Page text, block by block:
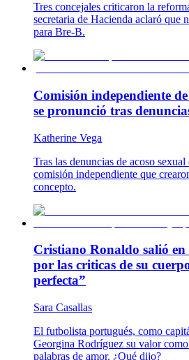
Tres concejales criticaron la
secretaria de Hacienda aclaró que
para Bre-B.
Comisión independiente
se pronunció tras
Katherine Vega
Tras las denuncias de acoso
comisión independiente que
concepto.
Cristiano Ronaldo salió
por las criticas de su
perfecta”
Sara Casallas
El futbolista portugués, como
Georgina Rodríguez su valor
palabras de amor. ¿Qué dijo?